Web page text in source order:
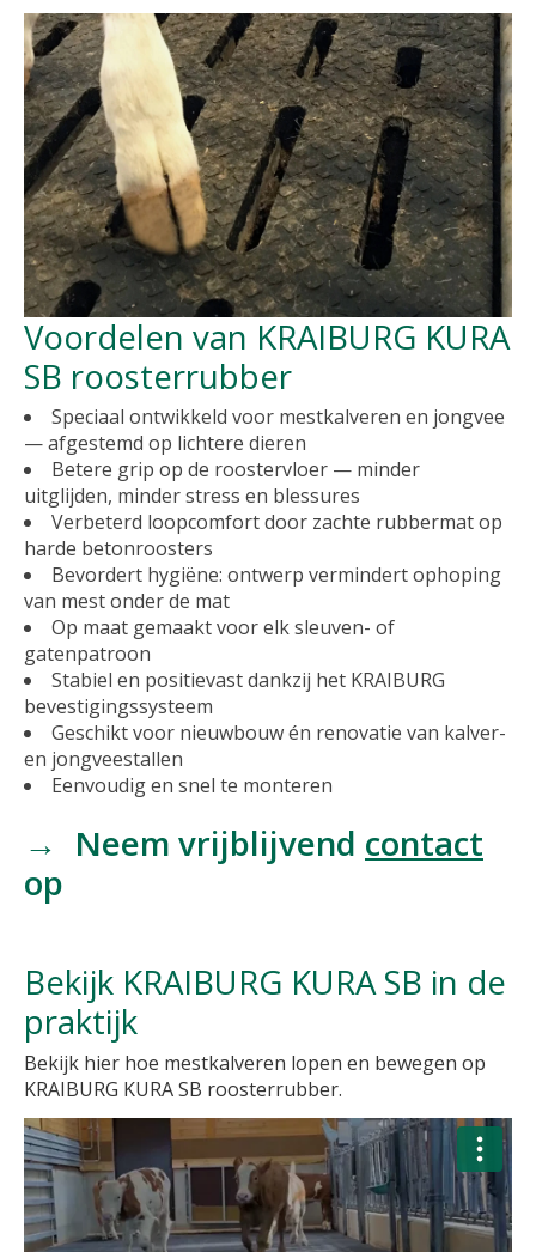
Voordelen van KRAIBURG KURA
SB roosterrubber
Speciaal ontwikkeld voor mestkalveren en jongvee
— afgestemd op lichtere dieren
Betere grip op de roostervloer — minder
uitglijden, minder stress en blessures
Verbeterd loopcomfort door zachte rubbermat op
harde betonroosters
Bevordert hygiëne: ontwerp vermindert ophoping
van mest onder de mat
Op maat gemaakt voor elk sleuven- of
gatenpatroon
Stabiel en positievast dankzij het KRAIBURG
bevestigingssysteem
Geschikt voor nieuwbouw én renovatie van kalver-
en jongveestallen
Eenvoudig en snel te monteren
→ Neem vrijblijvend contact
op
Bekijk KRAIBURG KURA SB in de
praktijk
Bekijk hier hoe mestkalveren lopen en bewegen op
KRAIBURG KURA SB roosterrubber.